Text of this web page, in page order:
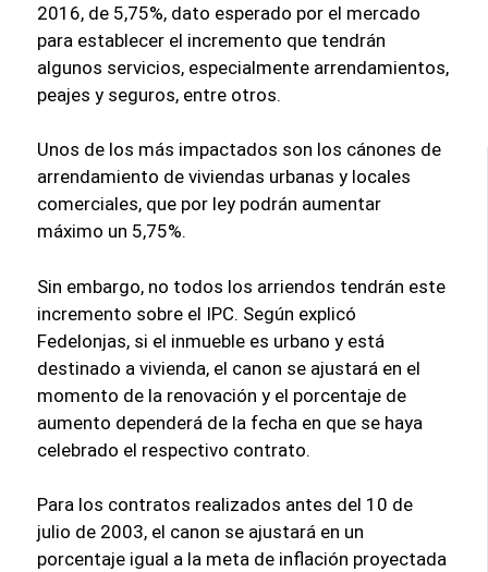
2016, de 5,75%, dato esperado por el mercado
para establecer el incremento que tendrán
algunos servicios, especialmente arrendamientos,
peajes y seguros, entre otros.
Unos de los más impactados son los cánones de
arrendamiento de viviendas urbanas y locales
comerciales, que por ley podrán aumentar
máximo un 5,75%.
Sin embargo, no todos los arriendos tendrán este
incremento sobre el IPC. Según explicó
Fedelonjas, si el inmueble es urbano y está
destinado a vivienda, el canon se ajustará en el
momento de la renovación y el porcentaje de
aumento dependerá de la fecha en que se haya
celebrado el respectivo contrato.
Para los contratos realizados antes del 10 de
julio de 2003, el canon se ajustará en un
porcentaje igual a la meta de inflación proyectada